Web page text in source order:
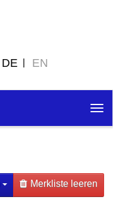
DE EN
Merkliste leeren